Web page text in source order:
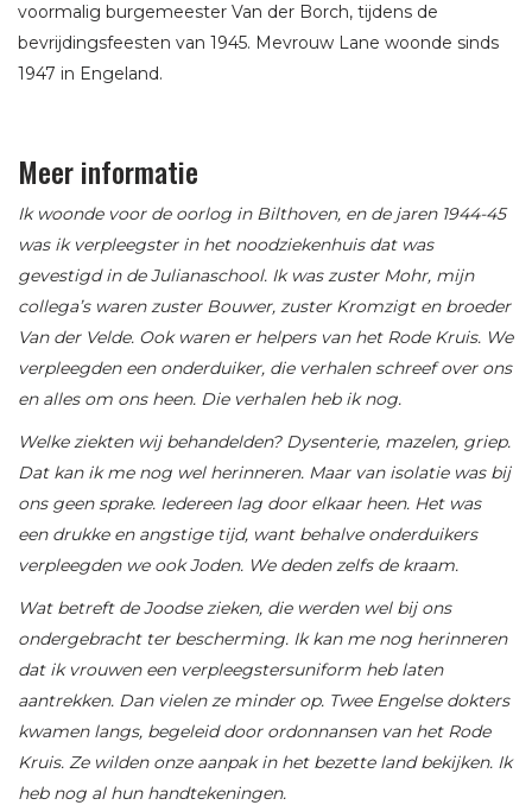
voormalig burgemeester Van der Borch, tijdens de
bevrijdingsfeesten van 1945. Mevrouw Lane woonde sinds
1947 in Engeland.
Meer informatie
Ik woonde voor de oorlog in Bilthoven, en de jaren 1944-45
was ik verpleegster in het noodziekenhuis dat was
gevestigd in de Julianaschool. Ik was zuster Mohr, mijn
collega’s waren zuster Bouwer, zuster Kromzigt en broeder
Van der Velde. Ook waren er helpers van het Rode Kruis. We
verpleegden een onderduiker, die verhalen schreef over ons
en alles om ons heen. Die verhalen heb ik nog.
Welke ziekten wij behandelden? Dysenterie, mazelen, griep.
Dat kan ik me nog wel herinneren. Maar van isolatie was bij
ons geen sprake. Iedereen lag door elkaar heen. Het was
een drukke en angstige tijd, want behalve onderduikers
verpleegden we ook Joden. We deden zelfs de kraam.
Wat betreft de Joodse zieken, die werden wel bij ons
ondergebracht ter bescherming. Ik kan me nog herinneren
dat ik vrouwen een verpleegstersuniform heb laten
aantrekken. Dan vielen ze minder op. Twee Engelse dokters
kwamen langs, begeleid door ordonnansen van het Rode
Kruis. Ze wilden onze aanpak in het bezette land bekijken. Ik
heb nog al hun handtekeningen.